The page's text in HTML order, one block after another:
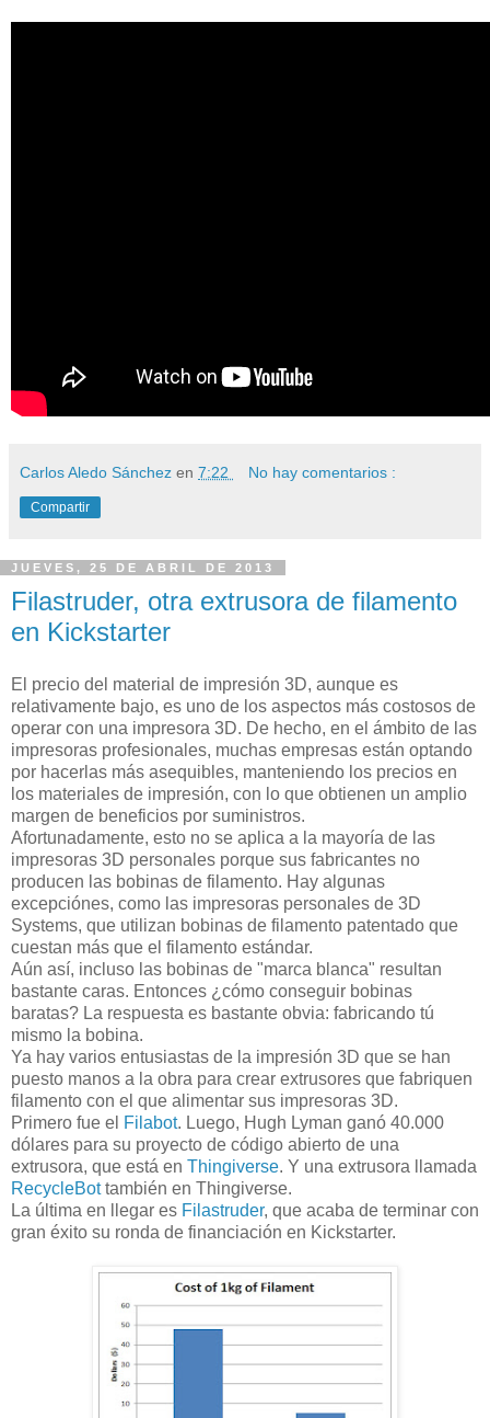
Carlos Aledo Sánchez en 7:22 No hay comentarios :
Compartir
JUEVES, 25 DE ABRIL DE 2013
Filastruder, otra extrusora de filamento
en Kickstarter
El precio del material de impresión 3D, aunque es
relativamente bajo, es uno de los aspectos más costosos de
operar con una impresora 3D. De hecho, en el ámbito de las
impresoras profesionales, muchas empresas están optando
por hacerlas más asequibles, manteniendo los precios en
los materiales de impresión, con lo que obtienen un amplio
margen de beneficios por suministros.
Afortunadamente, esto no se aplica a la mayoría de las
impresoras 3D personales porque sus fabricantes no
producen las bobinas de filamento. Hay algunas
excepciónes, como las impresoras personales de 3D
Systems, que utilizan bobinas de filamento patentado que
cuestan más que el filamento estándar.
Aún así, incluso las bobinas de "marca blanca" resultan
bastante caras. Entonces ¿cómo conseguir bobinas
baratas? La respuesta es bastante obvia: fabricando tú
mismo la bobina.
Ya hay varios entusiastas de la impresión 3D que se han
puesto manos a la obra para crear extrusores que fabriquen
filamento con el que alimentar sus impresoras 3D.
Primero fue el Filabot. Luego, Hugh Lyman ganó 40.000
dólares para su proyecto de código abierto de una
extrusora, que está en Thingiverse. Y una extrusora llamada
RecycleBottambién en Thingiverse.
La última en llegar es Filastruder, que acaba de terminar con
gran éxito su ronda de financiación en Kickstarter.